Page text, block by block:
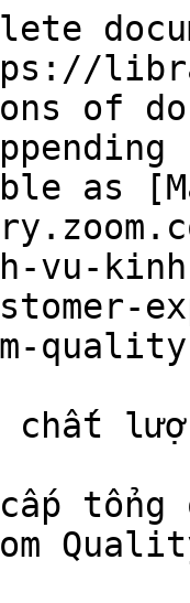
of
as
kinh-
chất
cấp